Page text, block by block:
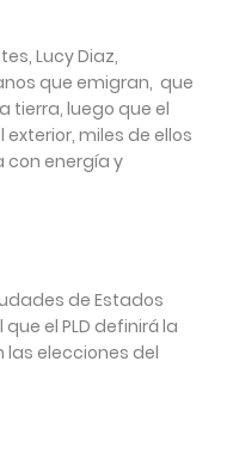
Lucy Diaz,
que emigran, que
tierra, luego que el
miles de ellos
con energía y
de Estados
el PLD definirá la
elecciones del